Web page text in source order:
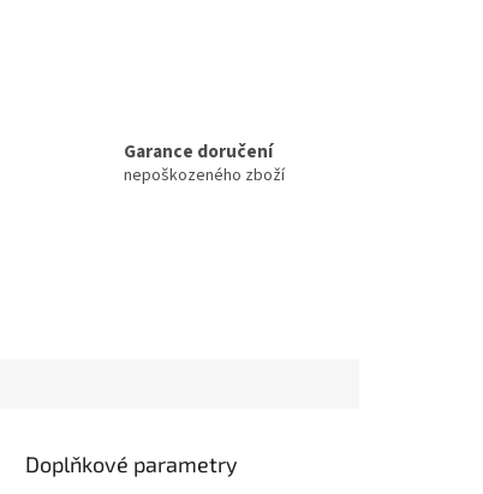
Garance doručení
nepoškozeného zboží
Doplňkové parametry